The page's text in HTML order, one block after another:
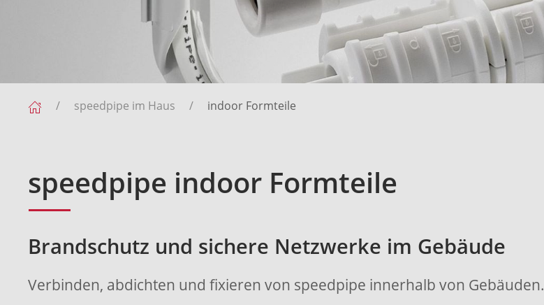
speedpipe im Haus indoor Formteile
speedpipe indoor Formteile
Brandschutz und sichere Netzwerke im Gebäude
Verbinden, abdichten und fixieren von speedpipe innerhalb von Gebäuden.